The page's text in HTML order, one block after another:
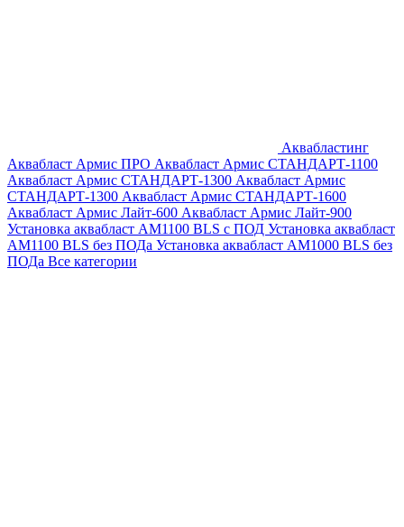
Аквабластинг
Аквабласт Армис ПРО Аквабласт Армис СТАНДАРТ-1100
Аквабласт Армис СТАНДАРТ-1300 Аквабласт Армис
СТАНДАРТ-1300 Аквабласт Армис СТАНДАРТ-1600
Аквабласт Армис Лайт-600 Аквабласт Армис Лайт-900
Установка аквабласт AM1100 BLS с ПОД Установка аквабласт
AM1100 BLS без ПОДа Установка аквабласт AM1000 BLS без
ПОДа Все категории